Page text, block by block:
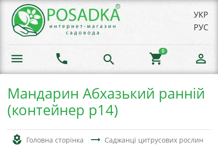
УКР
РУС
menu phone search shopping_cart
0
person_outline
Мандарин Абхазький ранній
(контейнер р14)
local_florist Головна сторінка trending_flat Саджанці цитрусових рослин